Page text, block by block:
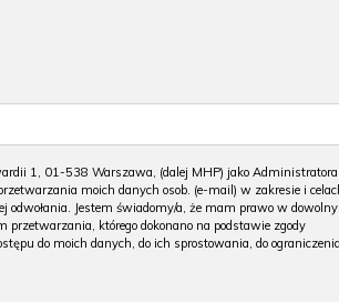
1, 01-538 Warszawa, (dalej MHP) jako Administratora
moich danych osob. (e-mail) w zakresie i
odwołania. Jestem świadomy/a, że mam prawo w
przetwarzania, którego dokonano na podstawie zgody
do moich danych, do ich sprostowania, do ograniczenia